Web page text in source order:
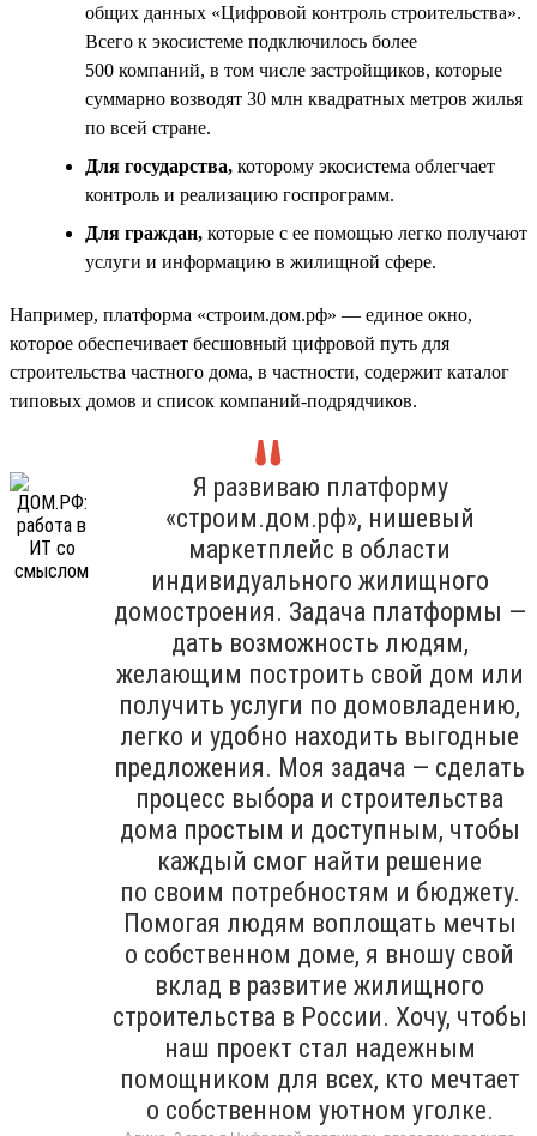
общих данных «Цифровой контроль строительства».
Всего к экосистеме подключилось более
500 компаний, в том числе застройщиков, которые
суммарно возводят 30 млн квадратных метров жилья
по всей стране.
Для государства, которому экосистема облегчает
контроль и реализацию госпрограмм.
Для граждан, которые с ее помощью легко получают
услуги и информацию в жилищной сфере.
Например, платформа «строим.дом.рф» — единое окно,
которое обеспечивает бесшовный цифровой путь для
строительства частного дома, в частности, содержит каталог
типовых домов и список компаний-подрядчиков.
Я развиваю платформу
«строим.дом.рф», нишевый
маркетплейс в области
индивидуального жилищного
домостроения. Задача платформы —
дать возможность людям,
желающим построить свой дом или
получить услуги по домовладению,
легко и удобно находить выгодные
предложения. Моя задача — сделать
процесс выбора и строительства
дома простым и доступным, чтобы
каждый смог найти решение
по своим потребностям и бюджету.
Помогая людям воплощать мечты
о собственном доме, я вношу свой
вклад в развитие жилищного
строительства в России. Хочу, чтобы
наш проект стал надежным
помощником для всех, кто мечтает
о собственном уютном уголке.